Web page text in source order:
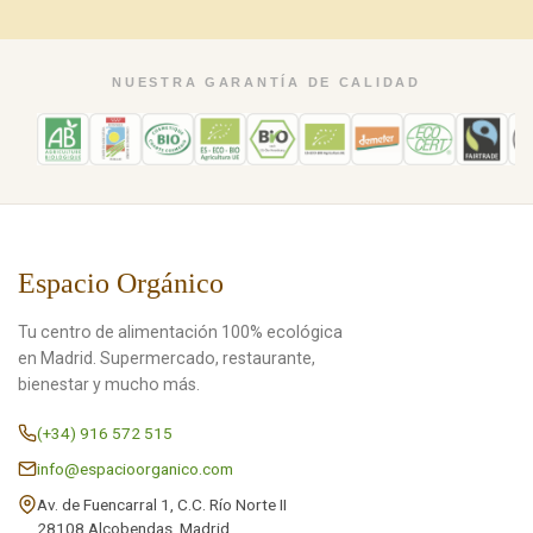
NUESTRA GARANTÍA DE CALIDAD
Espacio Orgánico
Tu centro de alimentación 100% ecológica
en Madrid. Supermercado, restaurante,
bienestar y mucho más.
(+34) 916 572 515
info@espacioorganico.com
Av. de Fuencarral 1, C.C. Río Norte II
28108 Alcobendas, Madrid